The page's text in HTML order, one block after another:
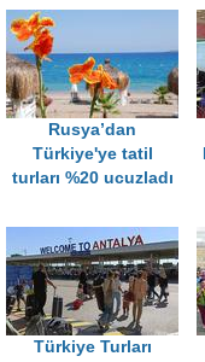
Rusya’dan
Türkiye'ye tatil
turları %20 ucuzladı
Türkiye Turları